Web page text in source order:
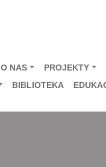
O NAS PROJEKTY
BIBLIOTEKA